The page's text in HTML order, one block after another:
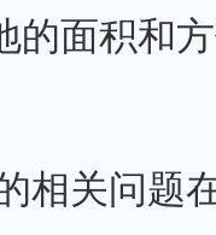
的面积和
关问题